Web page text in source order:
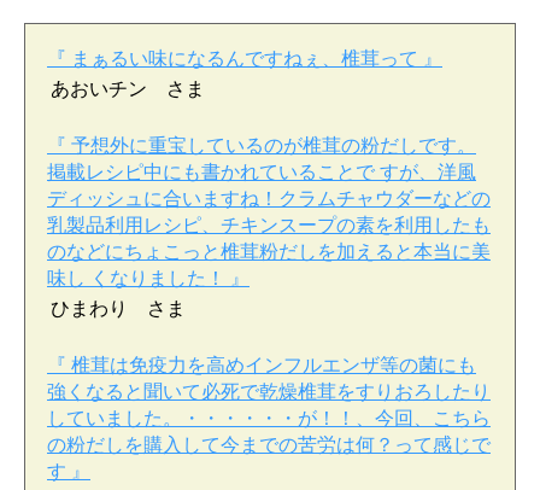
『 まぁるい味になるんですねぇ、椎茸って 』
あおいチン さま
『 予想外に重宝しているのが椎茸の粉だしです。
掲載レシピ中にも書かれていることで すが、洋風
ディッシュに合いますね！クラムチャウダーなどの
乳製品利用レシピ、チキンスープの素を利用したも
のなどにちょこっと椎茸粉だしを加えると本当に美
味し くなりました！ 』
ひまわり さま
『 椎茸は免疫力を高めインフルエンザ等の菌にも
強くなると聞いて必死で乾燥椎茸をすりおろしたり
していました。・・・・・・が！！、今回、こちら
の粉だしを購入して今までの苦労は何？って感じで
す 』